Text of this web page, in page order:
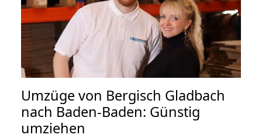
Umzüge von Bergisch Gladbach
nach Baden-Baden: Günstig
umziehen